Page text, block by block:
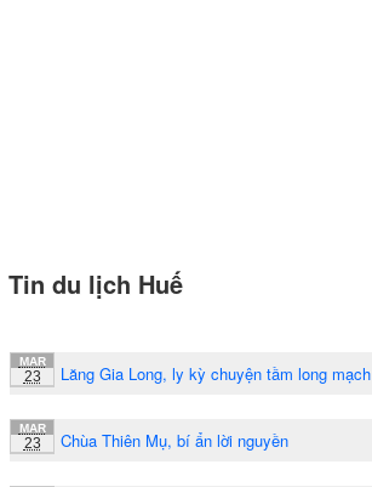
Tin du lịch Huế
MAR
23 Lăng Gia Long, ly kỳ chuyện tầm long mạch
MAR
23 Chùa Thiên Mụ, bí ẩn lời nguyền